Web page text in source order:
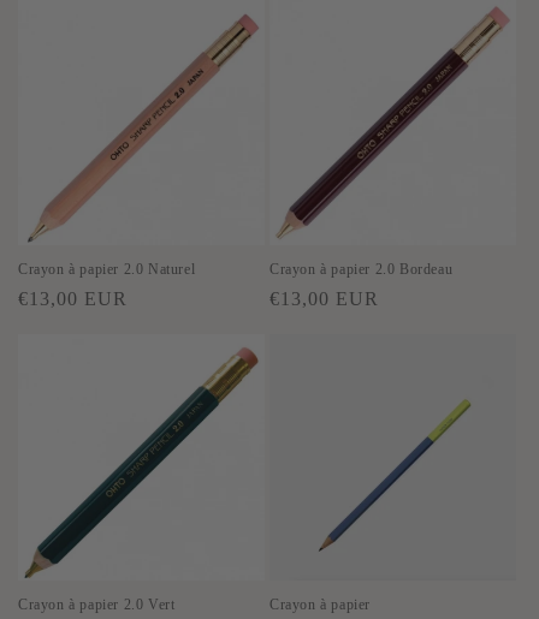
Crayon à papier 2.0 Naturel
Prix
€13,00 EUR
Crayon à papier 2.0 Bordeau
Prix
€13,00 EUR
Crayon à papier 2.0 Vert Crayon à papier